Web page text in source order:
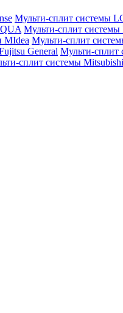
Мульти-сплит системы
Мульти-сплит системы
MIdea Мульти-сплит
General Мульти-сплит
сплит системы